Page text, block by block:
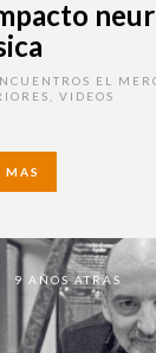
EL
VIDEOS
MAS
9 AÑOS ATRAS